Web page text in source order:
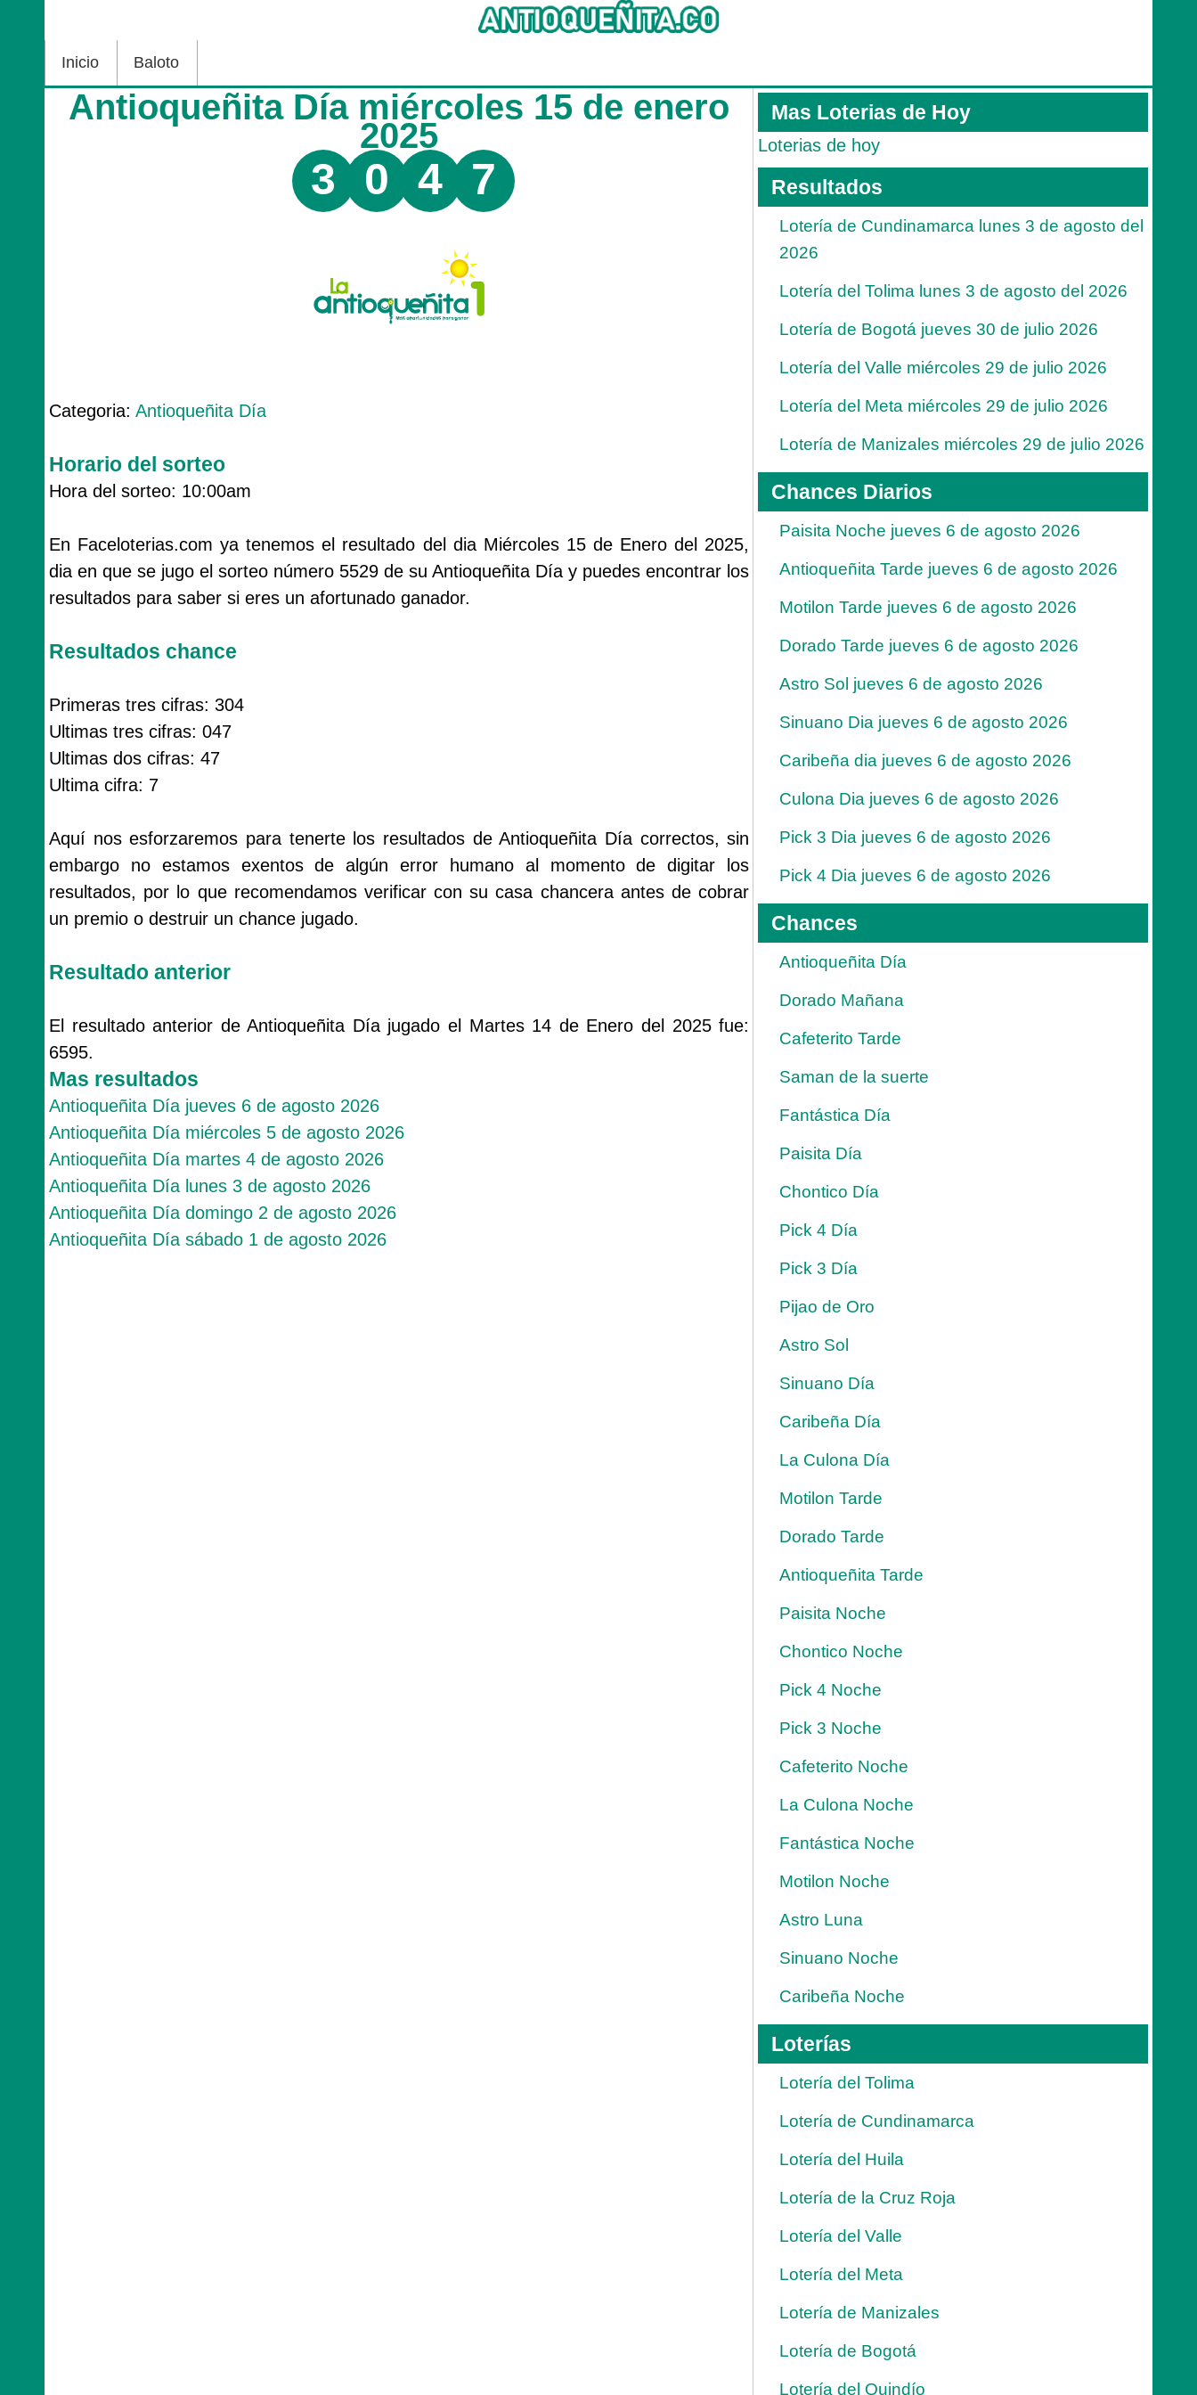
Inicio Baloto
Antioqueñita Día miércoles 15 de enero
2025
3 0 4 7
Categoria: Antioqueñita Día
Horario del sorteo
Hora del sorteo: 10:00am
En Faceloterias.com ya tenemos el resultado del dia Miércoles 15 de Enero del 2025,
dia en que se jugo el sorteo número 5529 de su Antioqueñita Día y puedes encontrar los
resultados para saber si eres un afortunado ganador.
Resultados chance
Primeras tres cifras: 304
Ultimas tres cifras: 047
Ultimas dos cifras: 47
Ultima cifra: 7
Aquí nos esforzaremos para tenerte los resultados de Antioqueñita Día correctos, sin
embargo no estamos exentos de algún error humano al momento de digitar los
resultados, por lo que recomendamos verificar con su casa chancera antes de cobrar
un premio o destruir un chance jugado.
Resultado anterior
El resultado anterior de Antioqueñita Día jugado el Martes 14 de Enero del 2025 fue:
6595.
Mas resultados
Antioqueñita Día jueves 6 de agosto 2026
Antioqueñita Día miércoles 5 de agosto 2026
Antioqueñita Día martes 4 de agosto 2026
Antioqueñita Día lunes 3 de agosto 2026
Antioqueñita Día domingo 2 de agosto 2026
Antioqueñita Día sábado 1 de agosto 2026
Mas Loterias de Hoy
Loterias de hoy
Resultados
Lotería de Cundinamarca lunes 3 de agosto del
2026
Lotería del Tolima lunes 3 de agosto del 2026
Lotería de Bogotá jueves 30 de julio 2026
Lotería del Valle miércoles 29 de julio 2026
Lotería del Meta miércoles 29 de julio 2026
Lotería de Manizales miércoles 29 de julio 2026
Chances Diarios
Paisita Noche jueves 6 de agosto 2026
Antioqueñita Tarde jueves 6 de agosto 2026
Motilon Tarde jueves 6 de agosto 2026
Dorado Tarde jueves 6 de agosto 2026
Astro Sol jueves 6 de agosto 2026
Sinuano Dia jueves 6 de agosto 2026
Caribeña dia jueves 6 de agosto 2026
Culona Dia jueves 6 de agosto 2026
Pick 3 Dia jueves 6 de agosto 2026
Pick 4 Dia jueves 6 de agosto 2026
Chances
Antioqueñita Día
Dorado Mañana
Cafeterito Tarde
Saman de la suerte
Fantástica Día
Paisita Día
Chontico Día
Pick 4 Día
Pick 3 Día
Pijao de Oro
Astro Sol
Sinuano Día
Caribeña Día
La Culona Día
Motilon Tarde
Dorado Tarde
Antioqueñita Tarde
Paisita Noche
Chontico Noche
Pick 4 Noche
Pick 3 Noche
Cafeterito Noche
La Culona Noche
Fantástica Noche
Motilon Noche
Astro Luna
Sinuano Noche
Caribeña Noche
Loterías
Lotería del Tolima
Lotería de Cundinamarca
Lotería del Huila
Lotería de la Cruz Roja
Lotería del Valle
Lotería del Meta
Lotería de Manizales
Lotería de Bogotá
Lotería del Quindío